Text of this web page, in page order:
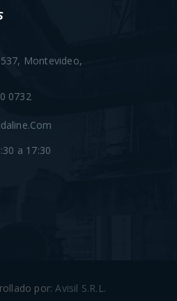
Montevideo,
0732
a 17:30
por:Avisil S.R.L.